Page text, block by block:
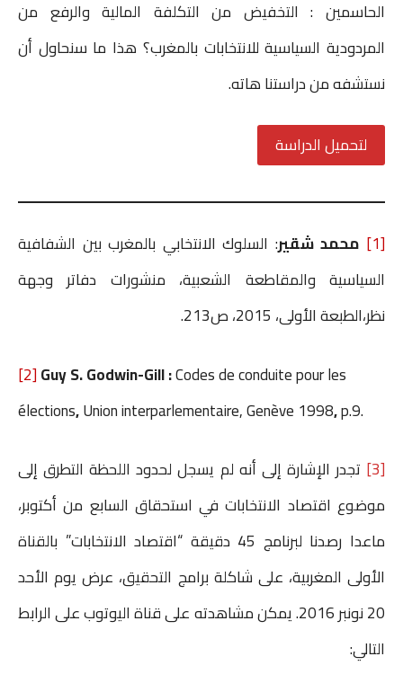
الحاسمين : التخفيض من التكلفة المالية والرفع من
المردودية السياسية للانتخابات بالمغرب؟ هذا ما سنحاول أن
نستشفه من دراستنا هاته.
لتحميل الدراسة
[1] محمد شقير: السلوك الانتخابي بالمغرب بين الشفافية
السياسية والمقاطعة الشعبية، منشورات دفاتر وجهة
نظر،الطبعة الأولى، 2015، ص213.
[2]Guy S. Godwin-Gill :Codes de conduite pour les
élections,Union interparlementaire, Genève 1998,p.9.
[3]
تجدر الإشارة إلى أنه لم يسجل لحدود اللحظة التطرق إلى
موضوع اقتصاد الانتخابات في استحقاق السابع من أكتوبر،
ماعدا رصدنا لبرنامج 45 دقيقة “اقتصاد الانتخابات” بالقناة
الأولى المغربية، على شاكلة برامج التحقيق، عرض يوم الأحد
20 نونبر 2016. يمكن مشاهدته على قناة اليوتوب على الرابط
التالي: